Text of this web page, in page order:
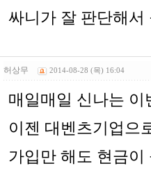
싸니가 잘 판단해서
허상무 2014-08-28 (목) 16:04
매일매일 신나는 이
이젠 대벤츠기업으
가입만 해도 현금